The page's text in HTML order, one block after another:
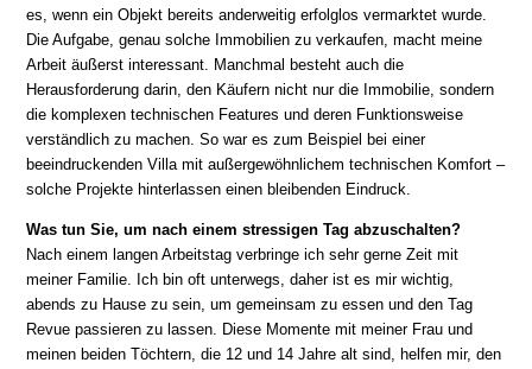
es, wenn ein Objekt bereits anderweitig erfolglos vermarktet wurde.
Die Aufgabe, genau solche Immobilien zu verkaufen, macht meine
Arbeit äußerst interessant. Manchmal besteht auch die
Herausforderung darin, den Käufern nicht nur die Immobilie, sondern
die komplexen technischen Features und deren Funktionsweise
verständlich zu machen. So war es zum Beispiel bei einer
beeindruckenden Villa mit außergewöhnlichem technischen Komfort –
solche Projekte hinterlassen einen bleibenden Eindruck.
Was tun Sie, um nach einem stressigen Tag abzuschalten?
Nach einem langen Arbeitstag verbringe ich sehr gerne Zeit mit
meiner Familie. Ich bin oft unterwegs, daher ist es mir wichtig,
abends zu Hause zu sein, um gemeinsam zu essen und den Tag
Revue passieren zu lassen. Diese Momente mit meiner Frau und
meinen beiden Töchtern, die 12 und 14 Jahre alt sind, helfen mir, den